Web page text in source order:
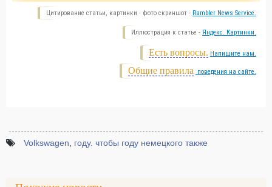
Цитирование статьи, картинки - фото скриншот - Rambler News Service.
Иллюстрация к статье - Яндекс. Картинки.
Есть вопросы. Напишите нам.
Общие правила поведения на сайте.
Volkswagen году. чтобы году немецкого также